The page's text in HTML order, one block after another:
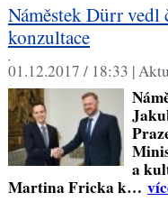
Náměstek Dürr vedl
konzultace
,
01.12.2017 / 18:33 |
a
Martina Fricka k…